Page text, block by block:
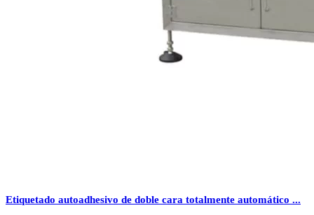
Etiquetado autoadhesivo de doble cara totalmente automático ...